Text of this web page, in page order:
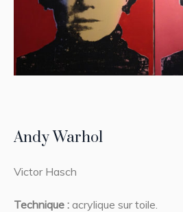
Andy Warhol
Victor Hasch
Technique : acrylique sur toile.